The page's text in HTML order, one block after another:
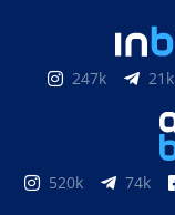
247k 21k
520k 74k